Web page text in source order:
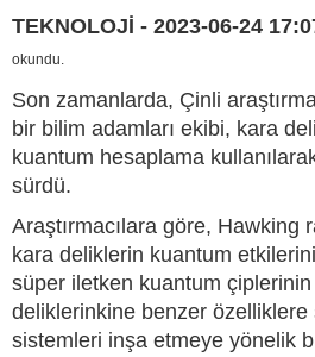
TEKNOLOJİ - 2023-06-24
okundu.
Son zamanlarda, Çinli
bir bilim adamları ekibi, kara
kuantum hesaplama
sürdü.
Araştırmacılara göre, Hawking
kara deliklerin kuantum
süper iletken kuantum
deliklerinkine benzer özelliklere
sistemleri inşa etmeye yönelik